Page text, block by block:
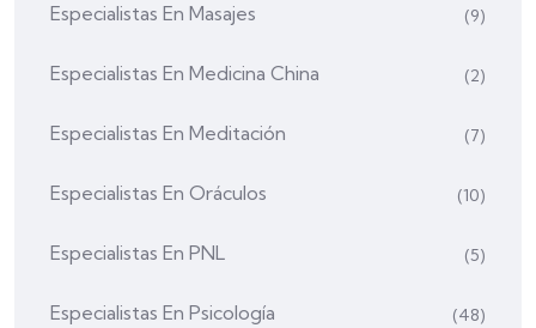
Especialistas En Masajes (9)
Especialistas En Medicina China (2)
Especialistas En Meditación (7)
Especialistas En Oráculos (10)
Especialistas En PNL (5)
Especialistas En Psicología (48)